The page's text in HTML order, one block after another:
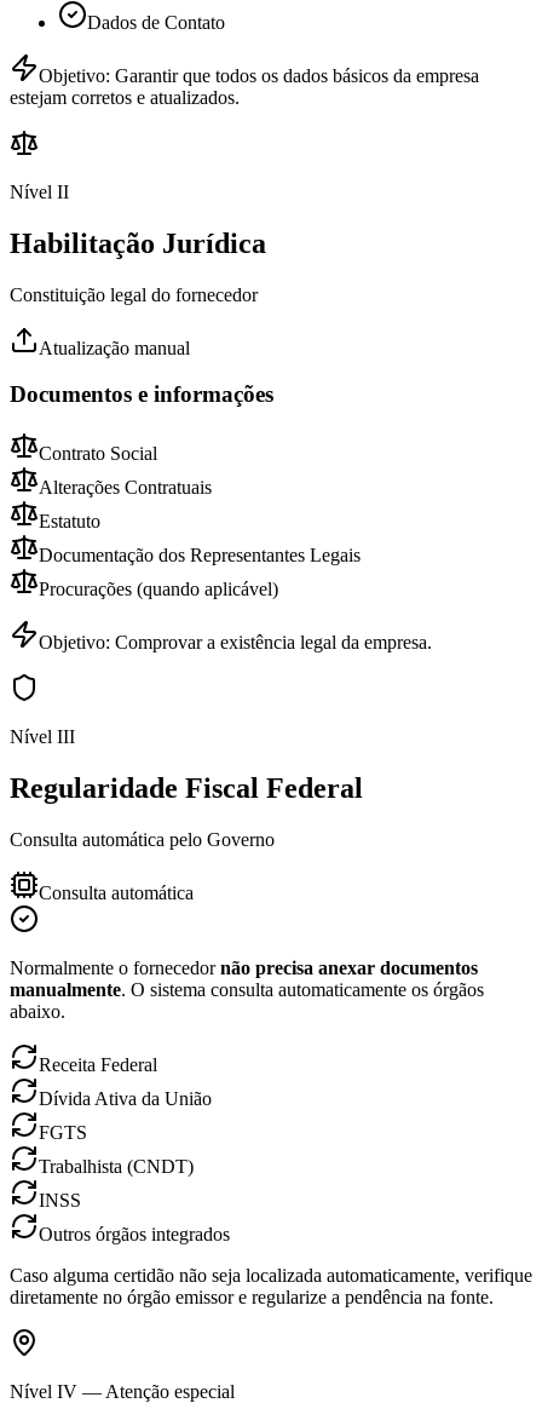
Dados de Contato
Objetivo: Garantir que todos os dados básicos da empresa
estejam corretos e atualizados.
Nível II
Habilitação Jurídica
Constituição legal do fornecedor
Atualização manual
Documentos e informações
Contrato Social
Alterações Contratuais
Estatuto
Documentação dos Representantes Legais
Procurações (quando aplicável)
Objetivo: Comprovar a existência legal da empresa.
Nível III
Regularidade Fiscal Federal
Consulta automática pelo Governo
Consulta automática
Normalmente o fornecedornão precisa anexar documentos
manualmente. O sistema consulta automaticamente os órgãos
abaixo.
Receita Federal
Dívida Ativa da União
FGTS
Trabalhista (CNDT)
INSS
Outros órgãos integrados
Caso alguma certidão não seja localizada automaticamente, verifique
diretamente no órgão emissor e regularize a pendência na fonte.
Nível IV — Atenção especial